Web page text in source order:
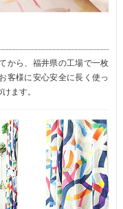
から、福井県の工場で一枚
客様に安心安全に長く使っ
ます。